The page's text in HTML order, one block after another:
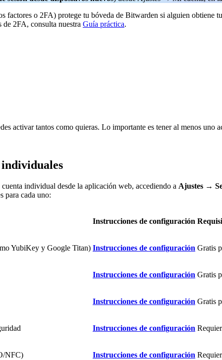
factores o 2FA) protege tu bóveda de Bitwarden si alguien obtiene
de 2FA, consulta nuestra Guía práctica.
activar tantos como quieras. Lo importante es tener al menos uno
individuales
individual desde la aplicación web, accediendo a Ajustes →
para cada uno:
Instrucciones de configuración
YubiKey y Google Titan) Instrucciones de configuración Gratis
Instrucciones de configuración Gratis
Instrucciones de configuración Gratis
Instrucciones de configuración
NFC) Instrucciones de configuración